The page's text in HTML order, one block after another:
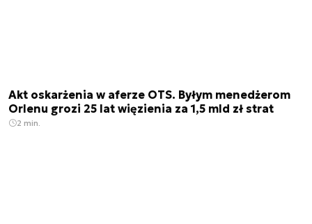
Akt oskarżenia w aferze OTS. Byłym menedżerom
Orlenu grozi 25 lat więzienia za 1,5 mld zł strat
2 min.